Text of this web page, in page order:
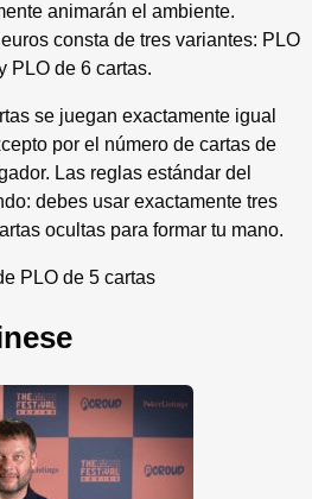
animarán el ambiente.
consta de tres variantes: PLO
PLO de 6 cartas.
se juegan exactamente igual
por el número de cartas de
Las reglas estándar del
debes usar exactamente tres
ocultas para formar tu mano.
PLO de 5 cartas